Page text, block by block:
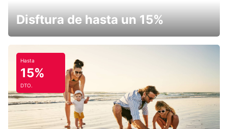
Disftura de hasta un 15%
Hasta
15%
DTO.